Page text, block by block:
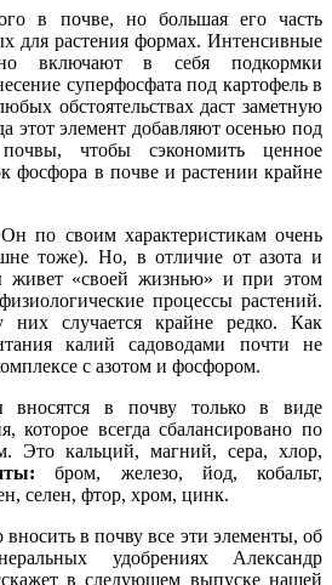
в почве, но большая его часть
для растения формах. Интенсивные
включают в себя подкормки
суперфосфата под картофель в
обстоятельствах даст заметную
этот элемент добавляют осенью под
чтобы сэкономить ценное
фосфора в почве и растении крайне
по своим характеристикам очень
тоже). Но, в отличие от азота и
живет «своей жизнью» и при этом
процессы растений.
них случается крайне редко. Как
калий садоводами почти не
с азотом и фосфором.
вносятся в почву только в виде
которое всегда сбалансировано по
Это кальций, магний, сера, хлор,
бром, железо, йод, кобальт,
селен, фтор, хром, цинк.
в почву все эти элементы, об
удобрениях Александр
в следующем выпуске нашей